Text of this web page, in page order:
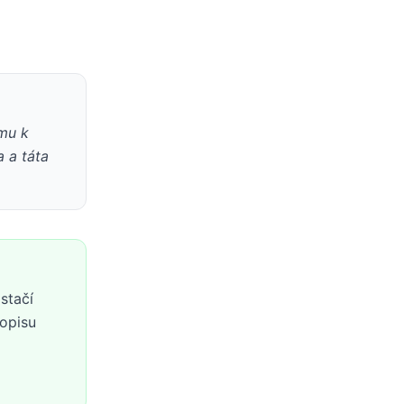
k
a táta